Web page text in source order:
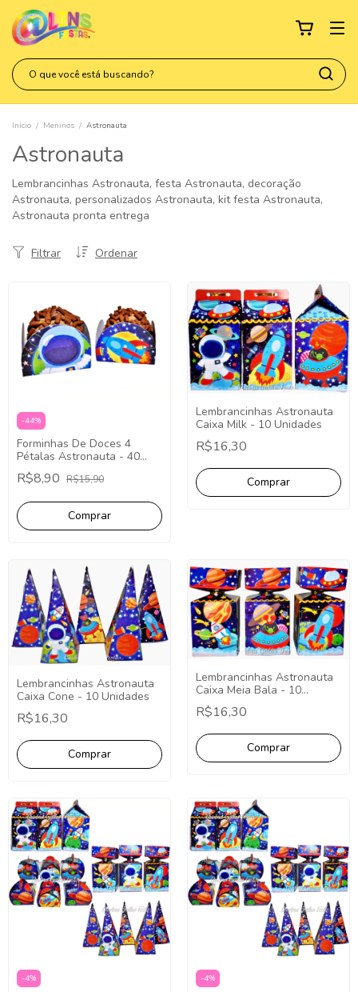
Início / Meninos / Astronauta
Astronauta
Lembrancinhas Astronauta, festa Astronauta, decoração
Astronauta, personalizados Astronauta, kit festa Astronauta,
Astronauta pronta entrega
Ordenar
Filtrar
-44%
Forminhas De Doces 4
Pétalas Astronauta - 40
Unidades.
R$8,90 R$15,90
Lembrancinhas Astronauta
Caixa Milk - 10 Unidades
R$16,30
Lembrancinhas Astronauta
Caixa Cone - 10 Unidades
R$16,30
Lembrancinhas Astronauta
Caixa Meia Bala - 10
Unidades
R$16,30
-4% -4%